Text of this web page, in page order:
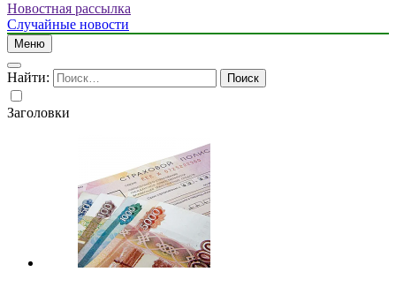
Новостная рассылка
Случайные новости
Меню
Найти:
Заголовки